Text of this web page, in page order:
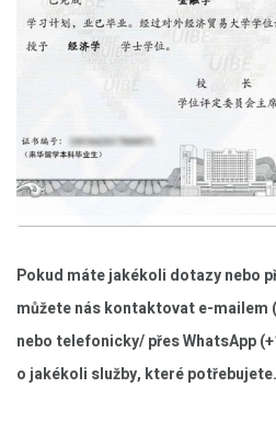
Pokud máte jakékoli dotazy nebo
můžete nás kontaktovat e-mailem (
nebo telefonicky/ přes WhatsApp
o jakékoli služby, které potřebujete.